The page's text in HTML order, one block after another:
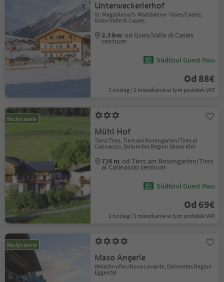
Unterweckerlerhof
St. Magdalena/S. Maddalena - Gsies/Casies,
Gsies/Valle di Casies,
2.3 km od Gsies/Valle di Casies
centrum
Südtirol Guest Pass
Od 88€
1 nocleg / 1 mieszkanie w tym podatek VAT
Na życzenie
Mühl Hof
Tiers/Tires, Tiers am Rosengarten/Tires al
Catinaccio, Dolomites Region Seiser Alm
724 m od Tiers am Rosengarten/Tires
al Catinaccio centrum
Südtirol Guest Pass
Od 69€
1 nocleg / 1 mieszkanie w tym podatek VAT
Na życzenie
Maso Angerle
Welschnofen/Nova Levante, Dolomites Region
Eggental